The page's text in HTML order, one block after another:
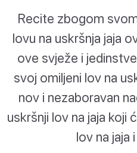
Recite zbogom
lovu na uskršnja jaja
ove svježe i
svoj omiljeni lov na
nov i nezaboravan
uskršnji lov na jaja koji
lov na jaja